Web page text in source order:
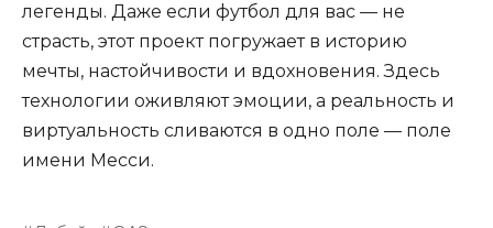
легенды. Даже если футбол для вас — не
страсть, этот проект погружает в историю
мечты, настойчивости и вдохновения. Здесь
технологии оживляют эмоции, а реальность и
виртуальность сливаются в одно поле — поле
имени Месси.